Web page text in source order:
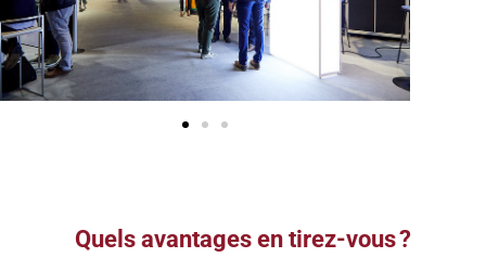
Quels avantages en tirez-vous ?